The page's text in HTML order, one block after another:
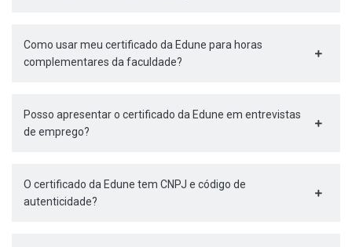
Como usar meu certificado da Edune para horas
complementares da faculdade?
Posso apresentar o certificado da Edune em entrevistas
de emprego?
O certificado da Edune tem CNPJ e código de
autenticidade?